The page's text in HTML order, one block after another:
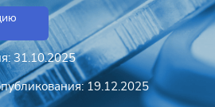
31.10.2025
19.12.2025